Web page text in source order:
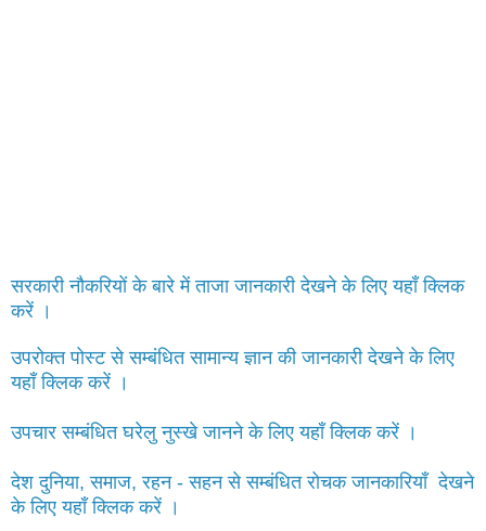
सरकारी नौकरियों के बारे में ताजा जानकारी देखने के लिए यहाँ क्लिक
करें ।
उपरोक्त पोस्ट से सम्बंधित सामान्य ज्ञान की जानकारी देखने के लिए
यहाँ क्लिक करें ।
उपचार सम्बंधित घरेलु नुस्खे जानने के लिए यहाँ क्लिक करें ।
देश दुनिया, समाज, रहन - सहन से सम्बंधित रोचक जानकारियाँ देखने
के लिए यहाँ क्लिक करें ।